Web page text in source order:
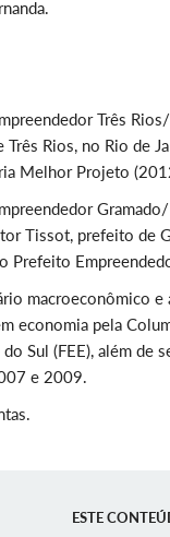
Três
Três Rios, no Rio de
Melhor Projeto
Tissot, prefeito de
Prefeito
macroeconômico
economia pela
Sul (FEE), além de
e 2009.
ESTE